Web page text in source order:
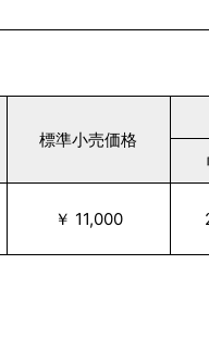
標準小売価格
￥ 11,000